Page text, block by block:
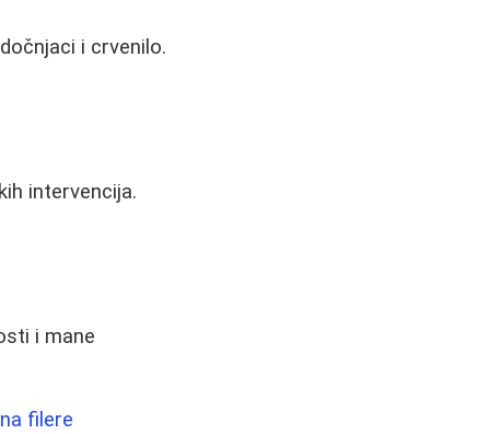
i crvenilo.
intervencija.
i mane
filere